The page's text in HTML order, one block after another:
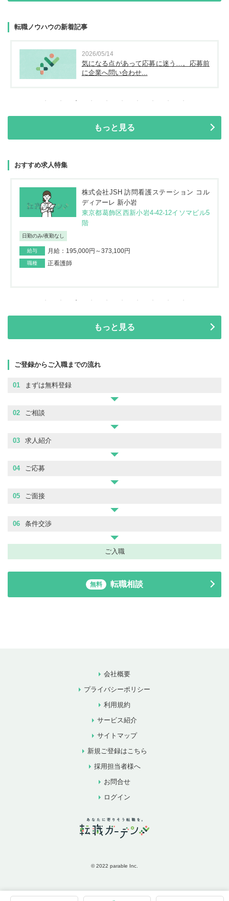
転職ノウハウの新着記事
2026/05/14
気になる点があって応募に迷う…。応募前
に企業へ問い合わせ...
もっと見る
おすすめ求人特集
株式会社JSH 訪問看護ステーション コル
ディアーレ 新小岩
東京都葛飾区西新小岩4-42-12イソマビル5
階
日勤のみ/夜勤なし
給与 月給：195,000円～373,100円
職種 正看護師
もっと見る
ご登録からご入職までの流れ
01 まずは無料登録
02 ご相談
03 求人紹介
04 ご応募
05 ご面接
06 条件交渉
ご入職
無料 転職相談
会社概要
プライバシーポリシー
利用規約
サービス紹介
サイトマップ
新規ご登録はこちら
採用担当者様へ
お問合せ
ログイン
© 2022 parable Inc.